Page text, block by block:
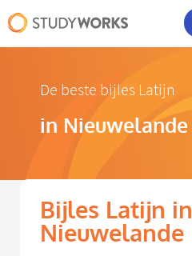
De beste bijles Latijn
in Nieuwelande
Bijles Latijn in
Nieuwelande